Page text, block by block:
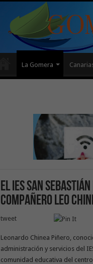
La Gomera
El IES San
compañero Leo
tweet
Leonardo Chinea Piñero,
administración y servicios del
comunidad educativa del